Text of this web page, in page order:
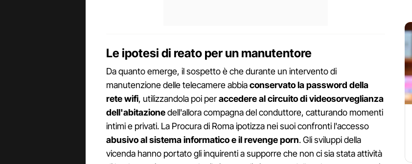
Le ipotesi di reato per un manutentore
Da quanto emerge, il sospetto è che durante un intervento di
manutenzione delle telecamere abbiaconservato la password della
rete wifi, utilizzandola poi peraccedere al circuito di videosorveglianza
dell'abitazionedell'allora compagna del conduttore, catturando momenti
intimi e privati. La Procura di Roma ipotizza nei suoi confronti l'accesso
abusivo al sistema informatico e il revenge porn. Gli sviluppi della
vicenda hanno portato gli inquirenti a supporre che non ci sia stata attività